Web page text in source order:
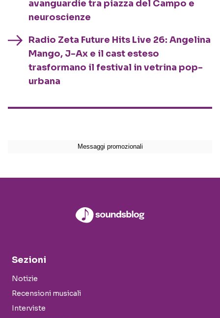
avanguardie tra piazza del Campo e
neuroscienze
Radio Zeta Future Hits Live 26: Angelina
Mango, J-Ax e il cast esteso
trasformano il festival in vetrina pop-
urbana
Sezioni
Notizie
Recensioni musicali
Interviste